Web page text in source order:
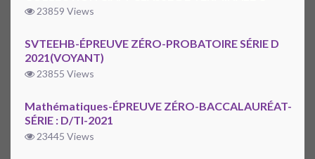
23859 Views
SVTEEHB-ÉPREUVE ZÉRO-PROBATOIRE SÉRIE D
2021(VOYANT)
23855 Views
Mathématiques-ÉPREUVE ZÉRO-BACCALAURÉAT-
SÉRIE : D/TI-2021
23445 Views